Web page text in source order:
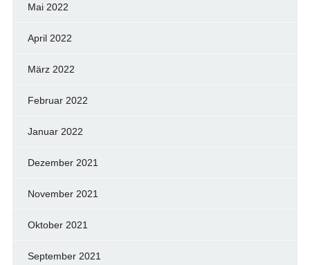
Mai 2022
April 2022
März 2022
Februar 2022
Januar 2022
Dezember 2021
November 2021
Oktober 2021
September 2021